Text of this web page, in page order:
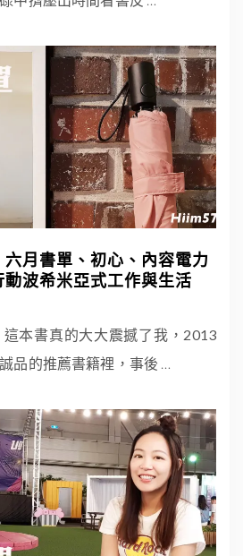
月書單、初心、內容電力
波希米亞式工作與生活
本書真的大大震撼了我，2013
品的推薦書籍裡，事後